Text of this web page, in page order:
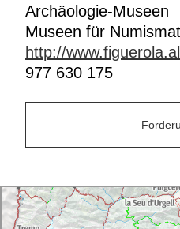
Archäologie-Museen
Museen für
http://
977 630 175